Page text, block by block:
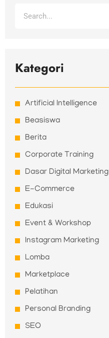
Kategori
Artificial Intelligence
Beasiswa
Berita
Corporate Training
Dasar Digital Marketing
E-Commerce
Edukasi
Event & Workshop
Instagram Marketing
Lomba
Marketplace
Pelatihan
Personal Branding
SEO